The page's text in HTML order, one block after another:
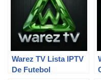
Warez TV Lista IPTV
De Futebol